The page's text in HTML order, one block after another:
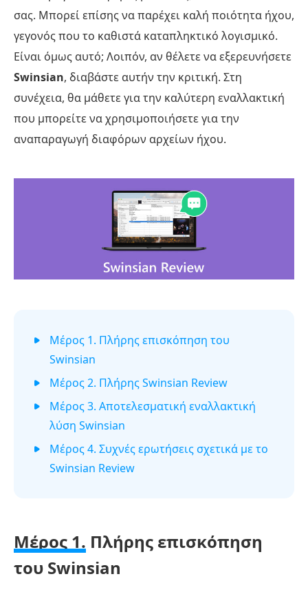
σας. Μπορεί επίσης να παρέχει καλή ποιότητα ήχου,
γεγονός που το καθιστά καταπληκτικό λογισμικό.
Είναι όμως αυτό; Λοιπόν, αν θέλετε να εξερευνήσετε
Swinsian, διαβάστε αυτήν την κριτική. Στη
συνέχεια, θα μάθετε για την καλύτερη εναλλακτική
που μπορείτε να χρησιμοποιήσετε για την
αναπαραγωγή διαφόρων αρχείων ήχου.
Μέρος 1. Πλήρης επισκόπηση του
Swinsian
Μέρος 2. Πλήρης Swinsian Review
Μέρος 3. Αποτελεσματική εναλλακτική
λύση Swinsian
Μέρος 4. Συχνές ερωτήσεις σχετικά με το
Swinsian Review
Μέρος 1. Πλήρης επισκόπηση
του Swinsian